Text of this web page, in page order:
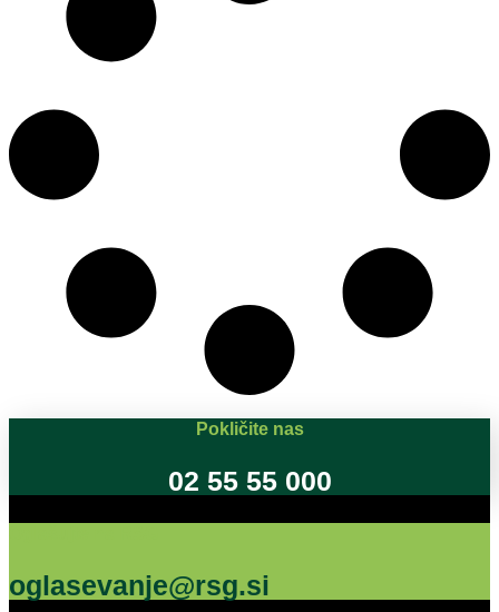
Pokličite nas
02 55 55 000
oglasevanje@rsg.si